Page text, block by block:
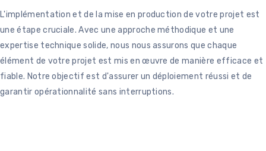
L'implémentation et de la mise en production de votre projet est
une étape cruciale. Avec une approche méthodique et une
expertise technique solide, nous nous assurons que chaque
élément de votre projet est mis en œuvre de manière efficace et
fiable. Notre objectif est d'assurer un déploiement réussi et de
garantir opérationnalité sans interruptions.